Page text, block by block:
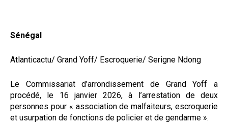
Sénégal
Atlanticactu/ Grand Yoff/ Escroquerie/ Serigne Ndong
Le Commissariat d’arrondissement de Grand Yoff a
procédé, le 16 janvier 2026, à l’arrestation de deux
personnes pour « association de malfaiteurs, escroquerie
et usurpation de fonctions de policier et de gendarme ».